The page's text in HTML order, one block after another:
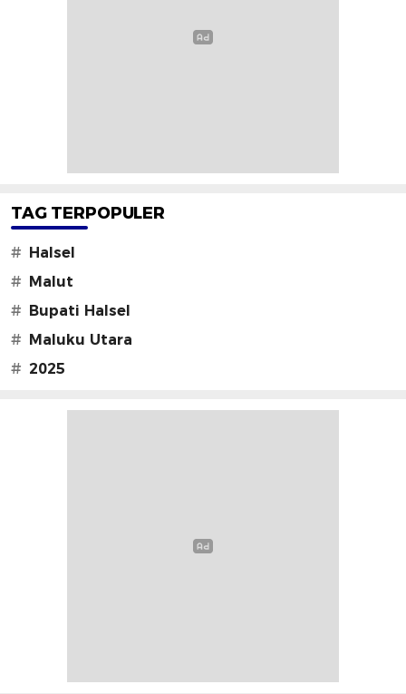
TAG TERPOPULER
# Halsel
# Malut
# Bupati Halsel
# Maluku Utara
# 2025